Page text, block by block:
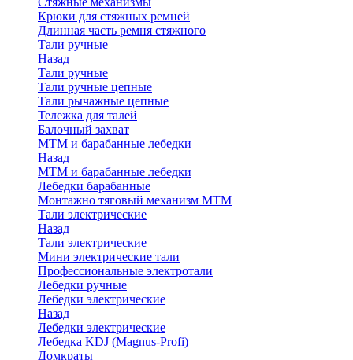
Крюки для стяжных ремней
Длинная часть ремня стяжного
Тали ручные
Назад
Тали ручные
Тали ручные цепные
Тали рычажные цепные
Тележка для талей
Балочный захват
МТМ и барабанные лебедки
Назад
МТМ и барабанные лебедки
Лебедки барабанные
Монтажно тяговый механизм МТМ
Тали электрические
Назад
Тали электрические
Мини электрические тали
Профессиональные электротали
Лебедки ручные
Лебедки электрические
Назад
Лебедки электрические
Лебедка KDJ (Magnus-Profi)
Домкраты